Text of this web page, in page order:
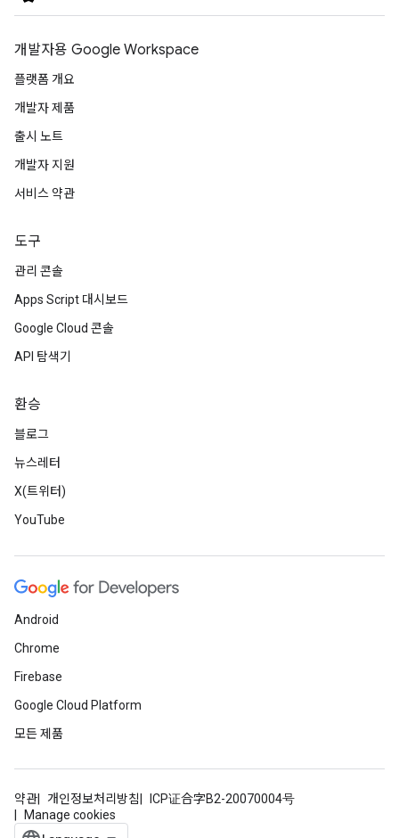
개발자용 Google Workspace
플랫폼 개요
개발자 제품
출시 노트
개발자 지원
서비스 약관
도구
관리 콘솔
Apps Script 대시보드
Google Cloud 콘솔
API 탐색기
환승
블로그
뉴스레터
X(트위터)
YouTube
Android
Chrome
Firebase
Google Cloud Platform
모든 제품
약관 개인정보처리방침
ICP证合字B2-20070004号
Manage cookies